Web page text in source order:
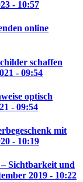
- 10:57
online
schaffen
- 09:54
optisch
- 09:54
mit
- 10:19
Sichtbarkeit und
2019 - 10:22